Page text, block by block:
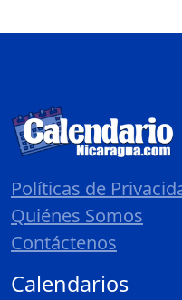
Políticas de
Quiénes Somos
Contáctenos
Calendarios